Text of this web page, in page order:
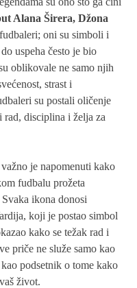
Alana Širera, Džona
oni su simboli i
uspeha često je bio
oblikovale ne samo njih
strast i
su postali oličenje
rad, disciplina i želja za
je napomenuti kako
fudbalu prožeta
Svaka ikona donosi
koji je postao simbol
kako se težak rad i
priče ne služe samo kao
podsetnik o tome kako
život.